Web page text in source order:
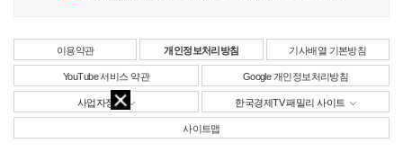
이용약관 개인정보처리방침 기사배열 기본방침
YouTube 서비스 약관 Google 개인정보처리방침
사업자정보 한국경제TV 패밀리 사이트
사이트맵